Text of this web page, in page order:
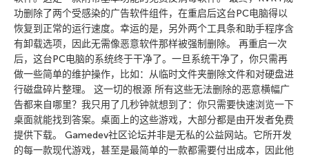
功删除了两个受感染的广告软件组件，在重启后这台PC电脑得以
恢复到正常的运行速度。幸运的是，另外两个工具条和助手程序含
有卸载选项，因此无需像恶意软件那样被强制删除。 再重启一次
后，这台PC电脑的系统终于干净了。一旦系统干净了，你只需再
做一些简单的维护操作，比如：从临时文件夹删除文件和对硬盘进
行磁盘碎片整理。 这一切的根源 所有这些无法删除的恶意横幅广
告都来自哪里？我只用了几秒钟就想到了：你只需要快速浏览一下
桌面就能找到答案。桌面上的这些游戏，大部分都是由开发者免费
提供下载。 Gamedev社区论坛并非是无私的公益网站。它所开发
的每一款现代游戏，甚至是最简单的一款都需要付出成本，因此他